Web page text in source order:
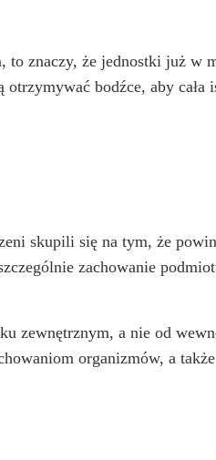
znaczy, że jednostki już w
bodźce, aby cała
skupili się na tym, że
zachowanie
zewnętrznym, a nie od
organizmów, a